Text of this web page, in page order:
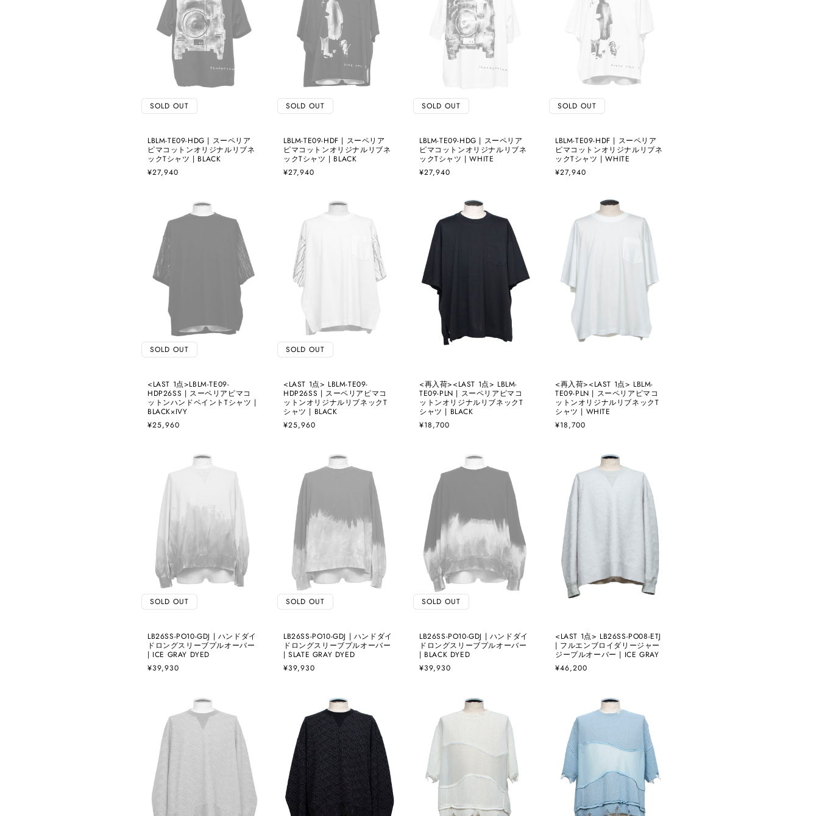
SOLD OUT
LBLM-TE09-HDG | スーペリア
ピマコットンオリジナルリブネ
ックTシャツ | BLACK
通
¥27,940
SOLD OUT
LBLM-TE09-HDF | スーペリア
ピマコットンオリジナルリブネ
ックTシャツ | BLACK
通
¥27,940
SOLD OUT
LBLM-TE09-HDG | スーペリア
ピマコットンオリジナルリブネ
ックTシャツ | WHITE
通
¥27,940
SOLD OUT
LBLM-TE09-HDF | スーペリア
ピマコットンオリジナルリブネ
ックTシャツ | WHITE
通
¥27,940
SOLD OUT
<LAST 1点>LBLM-TE09-
HDP26SS | スーペリアピマコ
ットンハンドペイントTシャツ |
BLACK×IVY
通
¥25,960
SOLD OUT
<LAST 1点> LBLM-TE09-
HDP26SS | スーペリアピマコ
ットンオリジナルリブネックT
シャツ | BLACK
通
¥25,960
<再入荷><LAST 1点> LBLM-
TE09-PLN | スーペリアピマコ
ットンオリジナルリブネックT
シャツ | BLACK
通
¥18,700
<再入荷><LAST 1点> LBLM-
TE09-PLN | スーペリアピマコ
ットンオリジナルリブネックT
シャツ | WHITE
通
¥18,700
SOLD OUT
LB26SS-PO10-GDJ | ハンドダイ
ドロングスリーブプルオーバー
| ICE GRAY DYED
通
¥39,930
SOLD OUT
LB26SS-PO10-GDJ | ハンドダイ
ドロングスリーブプルオーバー
| SLATE GRAY DYED
通
¥39,930
SOLD OUT
LB26SS-PO10-GDJ | ハンドダイ
ドロングスリーブプルオーバー
| BLACK DYED
通
¥39,930
<LAST 1点> LB26SS-PO08-ETJ
| フルエンブロイダリージャー
ジープルオーバー | ICE GRAY
通
¥46,200